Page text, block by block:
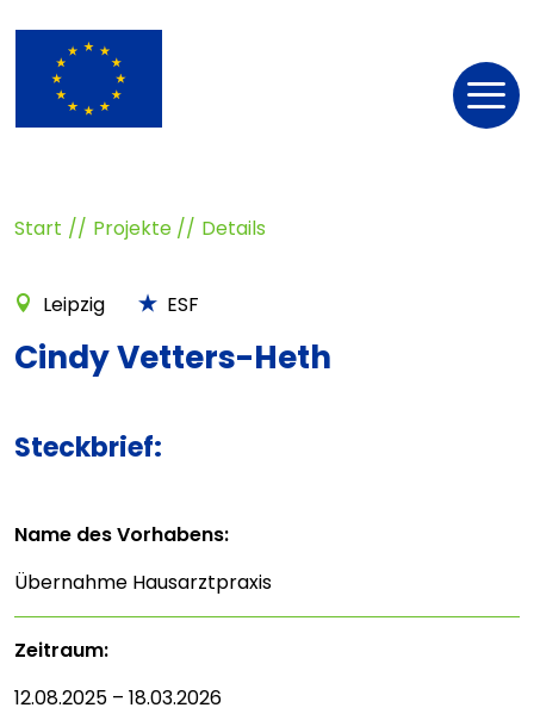
Start Projekte Details
Leipzig ESF
Cindy Vetters-Heth
Steckbrief:
Name des Vorhabens:
Übernahme Hausarztpraxis
Zeitraum:
12.08.2025 – 18.03.2026